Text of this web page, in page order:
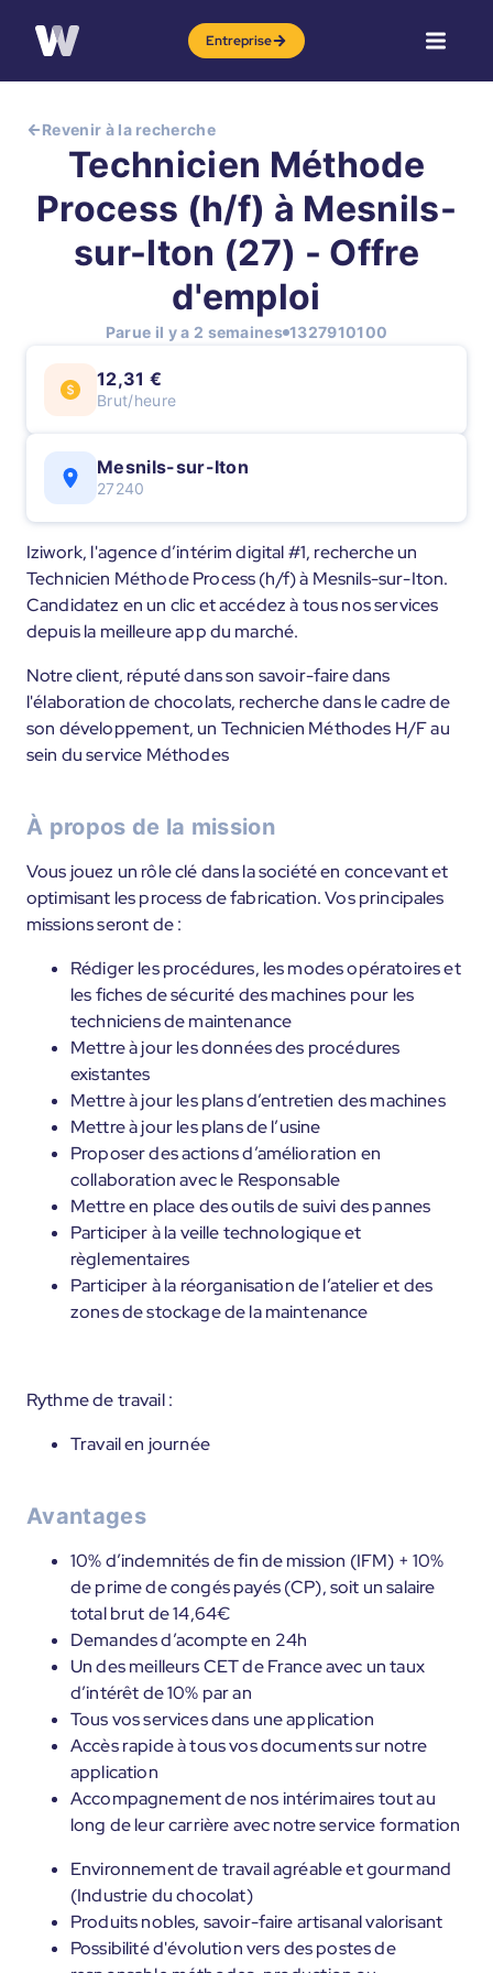
Entreprise
Revenir à la recherche
Technicien Méthode
Process (h/f) à Mesnils-
sur-Iton (27) - Offre
d'emploi
Parue il y a 2 semaines 1327910100
12,31 €
Brut/heure
Mesnils-sur-Iton
27240
Iziwork, l'agence d’intérim digital #1, recherche un
Technicien Méthode Process (h/f) à Mesnils-sur-Iton.
Candidatez en un clic et accédez à tous nos services
depuis la meilleure app du marché.
Notre client, réputé dans son savoir-faire dans
l'élaboration de chocolats, recherche dans le cadre de
son développement, un Technicien Méthodes H/F au
sein du service Méthodes
À propos de la mission
Vous jouez un rôle clé dans la société en concevant et
optimisant les process de fabrication. Vos principales
missions seront de :
Rédiger les procédures, les modes opératoires et
les fiches de sécurité des machines pour les
techniciens de maintenance
Mettre à jour les données des procédures
existantes
Mettre à jour les plans d’entretien des machines
Mettre à jour les plans de l’usine
Proposer des actions d’amélioration en
collaboration avec le Responsable
Mettre en place des outils de suivi des pannes
Participer à la veille technologique et
règlementaires
Participer à la réorganisation de l’atelier et des
zones de stockage de la maintenance
Rythme de travail :
Travail en journée
Avantages
10% d’indemnités de fin de mission (IFM) + 10%
de prime de congés payés (CP), soit un salaire
total brut de 14,64€
Demandes d’acompte en 24h
Un des meilleurs CET de France avec un taux
d’intérêt de 10% par an
Tous vos services dans une application
Accès rapide à tous vos documents sur notre
application
Accompagnement de nos intérimaires tout au
long de leur carrière avec notre service formation
Environnement de travail agréable et gourmand
(Industrie du chocolat)
Produits nobles, savoir-faire artisanal valorisant
Possibilité d'évolution vers des postes de